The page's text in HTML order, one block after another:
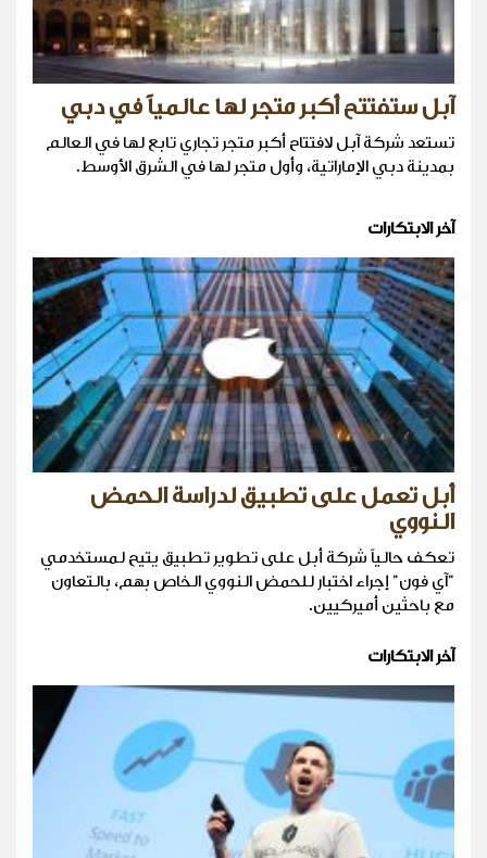
آبل ستفتتح أكبر متجر لها عالمياً في دبي
تستعد شركة آبل لافتتاح أكبر متجر تجاري تابع لها في العالم
بمدينة دبي الإماراتية، وأول متجر لها في الشرق الأوسط.
آخر الابتكارات
أبل تعمل على تطبيق لدراسة الحمض
النووي
تعكف حالياً شركة أبل على تطوير تطبيق يتيح لمستخدمي
"آي فون" إجراء اختبار للحمض النووي الخاص بهم، بالتعاون
مع باحثين أميركيين.
آخر الابتكارات